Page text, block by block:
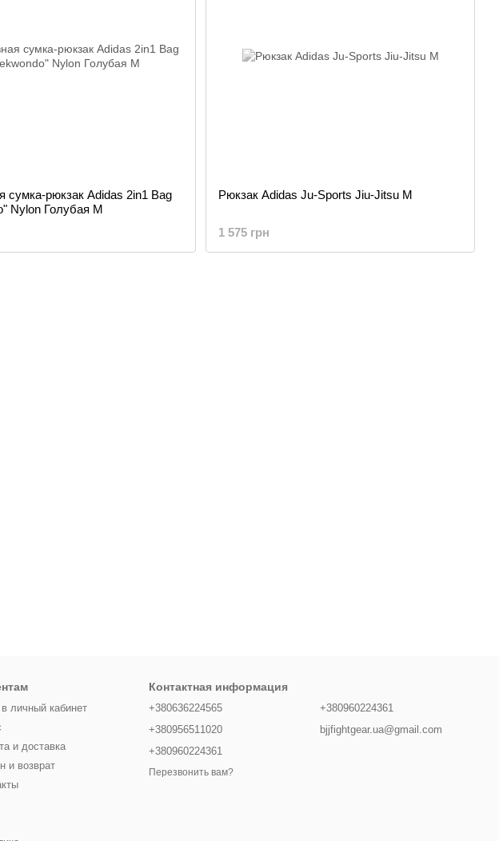
сумка-рюкзак Adidas 2in1 Bag
Nylon Голубая M
Рюкзак Adidas Ju-Sports Jiu-Jitsu M
1 575 грн
личный кабинет
и доставка
и возврат
Контактная информация
+380636224565
+380956511020
+380960224361
Перезвонить вам?
+380960224361
bjjfightgear.ua@gmail.com